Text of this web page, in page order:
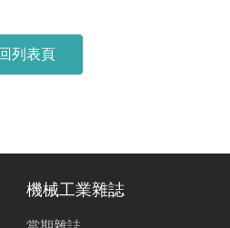
列表頁
機械工業雜誌